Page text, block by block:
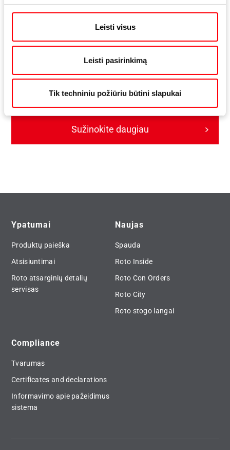
Leisti visus
Leisti pasirinkimą
Tik techniniu požiūriu būtini slapukai
Roto Patio Inowa
sistemoms
Sužinokite daugiau
Ypatumai
Produktų paieška
Atsisiuntimai
Roto atsarginių detalių
servisas
Naujas
Spauda
Roto Inside
Roto Con Orders
Roto City
Roto stogo langai
Compliance
Tvarumas
Certificates and declarations
Informavimo apie pažeidimus
sistema